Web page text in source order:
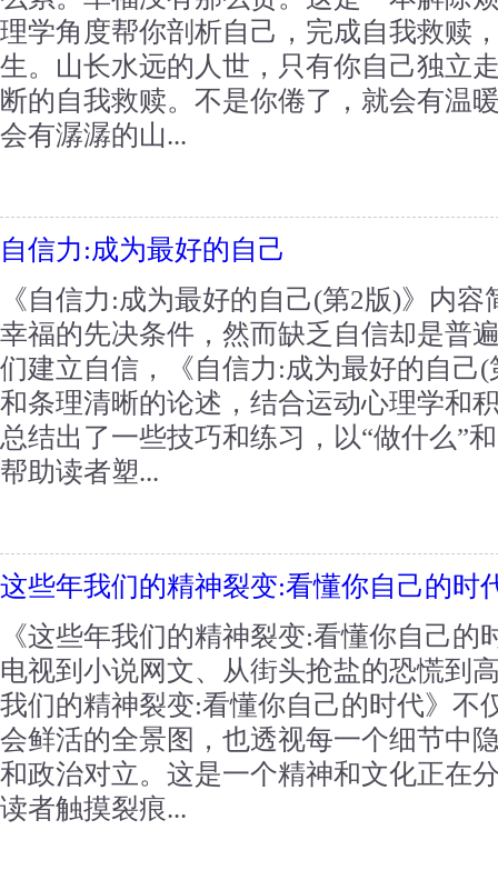
理学角度帮你剖析自己，完成自我救赎
生。山长水远的人世，只有你自己独立
断的自我救赎。不是你倦了，就会有温
会有潺潺的山...
自信力:成为最好的自己
《自信力:成为最好的自己(第2版)》内
幸福的先决条件，然而缺乏自信却是普
们建立自信，《自信力:成为最好的自己
和条理清晰的论述，结合运动心理学和
总结出了一些技巧和练习，以“做什么”
帮助读者塑...
这些年我们的精神裂变:看懂你自己的时
《这些年我们的精神裂变:看懂你自己
电视到小说网文、从街头抢盐的恐慌到
我们的精神裂变:看懂你自己的时代》不
会鲜活的全景图，也透视每一个细节中
和政治对立。这是一个精神和文化正在
读者触摸裂痕...